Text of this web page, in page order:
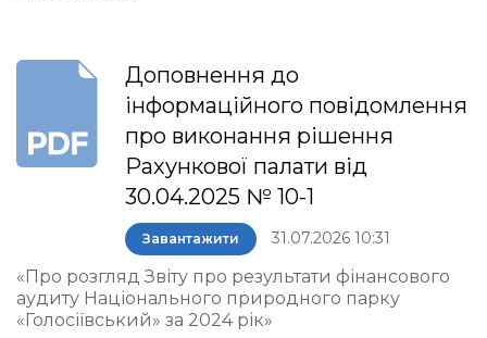
Доповнення до
інформаційного повідомлення
про виконання рішення
Рахункової палати від
30.04.2025 № 10-1
Завантажити 31.07.2026 10:31
«Про розгляд Звіту про результати фінансового
аудиту Національного природного парку
«Голосіївський» за 2024 рік»